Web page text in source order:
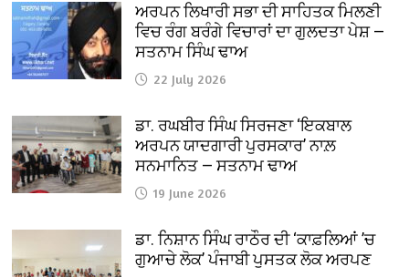
ਅਰਪਨ ਲਿਖਾਰੀ ਸਭਾ ਦੀ ਸਾਹਿਤਕ ਮਿਲਣੀ
ਵਿਚ ਰੰਗ ਬਰੰਗੇ ਵਿਚਾਰਾਂ ਦਾ ਗੁਲਦਤਾ ਪੇਸ਼ —
ਸਤਨਾਮ ਸਿੰਘ ਢਾਅ
22 July 2026
ਡਾ. ਰਘਬੀਰ ਸਿੰਘ ਸਿਰਜਣਾ ‘ਇਕਬਾਲ
ਅਰਪਨ ਯਾਦਗਾਰੀ ਪੁਰਸਕਾਰ’ ਨਾਲ਼
ਸਨਮਾਨਿਤ — ਸਤਨਾਮ ਢਾਅ
19 June 2026
ਡਾ. ਨਿਸ਼ਾਨ ਸਿੰਘ ਰਾਠੌਰ ਦੀ ‘ਕਾਫ਼ਲਿਆਂ ’ਚ
ਗੁਆਚੇ ਲੋਕ’ ਪੰਜਾਬੀ ਪੁਸਤਕ ਲੋਕ ਅਰਪਣ